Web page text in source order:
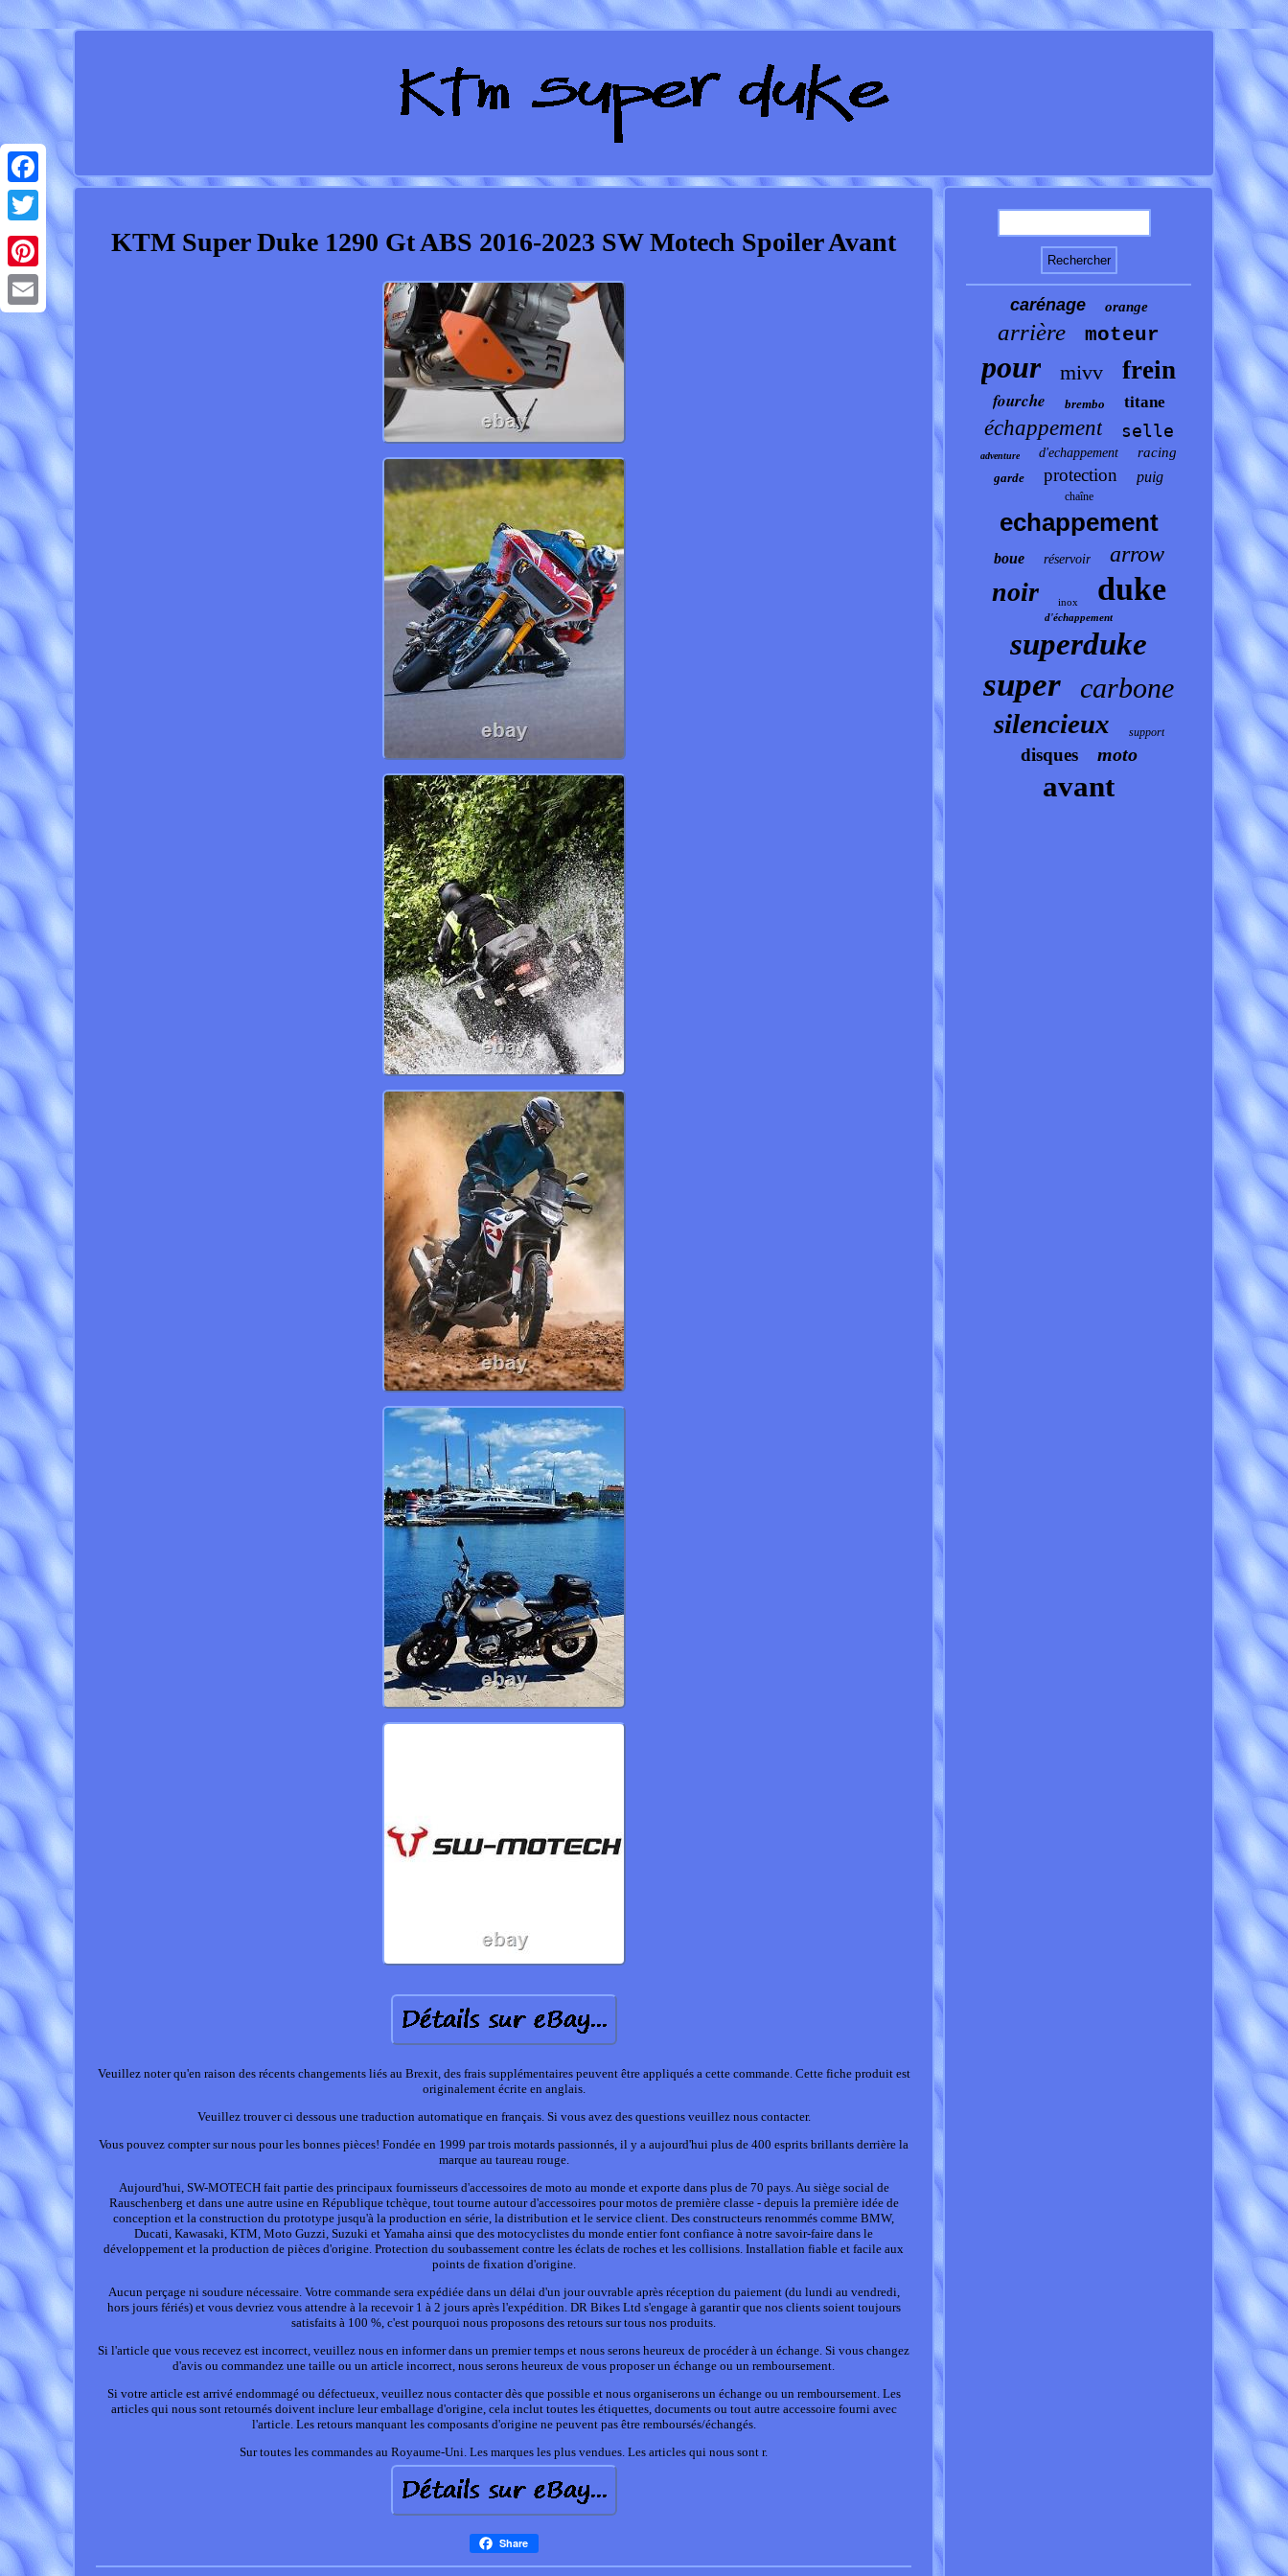
Facebook
Twitter
Pinterest
Email
KTM Super Duke 1290 Gt ABS 2016-2023 SW Motech Spoiler Avant
Veuillez noter qu'en raison des récents changements liés au Brexit, des frais supplémentaires peuvent être appliqués a cette commande. Cette fiche produit est
originalement écrite en anglais.
Veuillez trouver ci dessous une traduction automatique en français. Si vous avez des questions veuillez nous contacter.
Vous pouvez compter sur nous pour les bonnes pièces! Fondée en 1999 par trois motards passionnés, il y a aujourd'hui plus de 400 esprits brillants derrière la
marque au taureau rouge.
Aujourd'hui, SW-MOTECH fait partie des principaux fournisseurs d'accessoires de moto au monde et exporte dans plus de 70 pays. Au siège social de
Rauschenberg et dans une autre usine en République tchèque, tout tourne autour d'accessoires pour motos de première classe - depuis la première idée de
conception et la construction du prototype jusqu'à la production en série, la distribution et le service client. Des constructeurs renommés comme BMW,
Ducati, Kawasaki, KTM, Moto Guzzi, Suzuki et Yamaha ainsi que des motocyclistes du monde entier font confiance à notre savoir-faire dans le
développement et la production de pièces d'origine. Protection du soubassement contre les éclats de roches et les collisions. Installation fiable et facile aux
points de fixation d'origine.
Aucun perçage ni soudure nécessaire. Votre commande sera expédiée dans un délai d'un jour ouvrable après réception du paiement (du lundi au vendredi,
hors jours fériés) et vous devriez vous attendre à la recevoir 1 à 2 jours après l'expédition. DR Bikes Ltd s'engage à garantir que nos clients soient toujours
satisfaits à 100 %, c'est pourquoi nous proposons des retours sur tous nos produits.
Si l'article que vous recevez est incorrect, veuillez nous en informer dans un premier temps et nous serons heureux de procéder à un échange. Si vous changez
d'avis ou commandez une taille ou un article incorrect, nous serons heureux de vous proposer un échange ou un remboursement.
Si votre article est arrivé endommagé ou défectueux, veuillez nous contacter dès que possible et nous organiserons un échange ou un remboursement. Les
articles qui nous sont retournés doivent inclure leur emballage d'origine, cela inclut toutes les étiquettes, documents ou tout autre accessoire fourni avec
l'article. Les retours manquant les composants d'origine ne peuvent pas être remboursés/échangés.
Sur toutes les commandes au Royaume-Uni. Les marques les plus vendues. Les articles qui nous sont r.
Share
carénage orange
arrière moteur
pour mivv frein
fourche brembo titane
échappement selle
adventure d'echappement racing
garde protection puig
chaîne
echappement
boue réservoir arrow
noir inox duke
d'échappement
superduke
super carbone
silencieux support
disques moto
avant